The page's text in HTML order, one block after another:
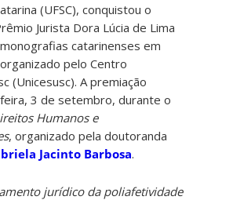
(UFSC), conquistou o
Jurista Dora Lúcia de Lima
catarinenses em
pelo Centro
(Unicesusc). A premiação
3 de setembro, durante o
Humanos e
, organizado pela doutoranda
Jacinto Barbosa.
jurídico da poliafetividade